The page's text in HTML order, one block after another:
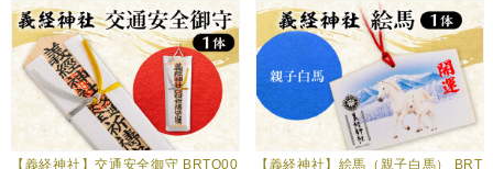
【義経神社】交通安全御守 BRTQ00 【義経神社】絵馬（親子白馬） BRT